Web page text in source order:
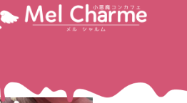
2021.05.09